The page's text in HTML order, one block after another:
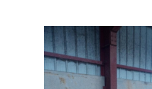
ACCUEIL
LURZAINDIA
NOUS SOUTENIR!